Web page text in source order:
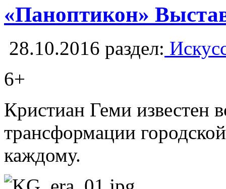
«Паноптикон»
28.10.2016 раздел:
6+
Кристиан Геми известен
трансформации
каждому.